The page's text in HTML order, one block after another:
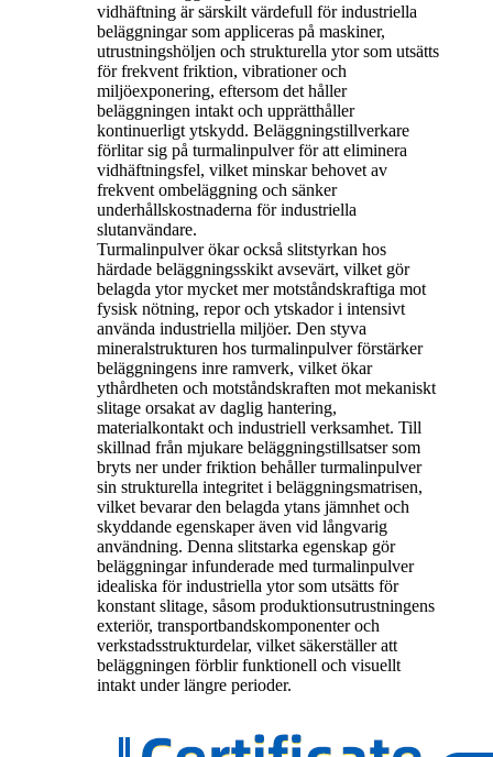
vidhäftning är särskilt värdefull för industriella
beläggningar som appliceras på maskiner,
utrustningshöljen och strukturella ytor som utsätts
för frekvent friktion, vibrationer och
miljöexponering, eftersom det håller
beläggningen intakt och upprätthåller
kontinuerligt ytskydd. Beläggningstillverkare
förlitar sig på turmalinpulver för att eliminera
vidhäftningsfel, vilket minskar behovet av
frekvent ombeläggning och sänker
underhållskostnaderna för industriella
slutanvändare.
Turmalinpulver ökar också slitstyrkan hos
härdade beläggningsskikt avsevärt, vilket gör
belagda ytor mycket mer motståndskraftiga mot
fysisk nötning, repor och ytskador i intensivt
använda industriella miljöer. Den styva
mineralstrukturen hos turmalinpulver förstärker
beläggningens inre ramverk, vilket ökar
ythårdheten och motståndskraften mot mekaniskt
slitage orsakat av daglig hantering,
materialkontakt och industriell verksamhet. Till
skillnad från mjukare beläggningstillsatser som
bryts ner under friktion behåller turmalinpulver
sin strukturella integritet i beläggningsmatrisen,
vilket bevarar den belagda ytans jämnhet och
skyddande egenskaper även vid långvarig
användning. Denna slitstarka egenskap gör
beläggningar infunderade med turmalinpulver
idealiska för industriella ytor som utsätts för
konstant slitage, såsom produktionsutrustningens
exteriör, transportbandskomponenter och
verkstadsstrukturdelar, vilket säkerställer att
beläggningen förblir funktionell och visuellt
intakt under längre perioder.